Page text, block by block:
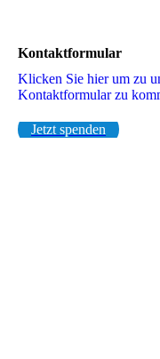
Kontaktformular
Klicken Sie hier um zu
Kon­takt­for­mu­lar zu
Jetzt spenden